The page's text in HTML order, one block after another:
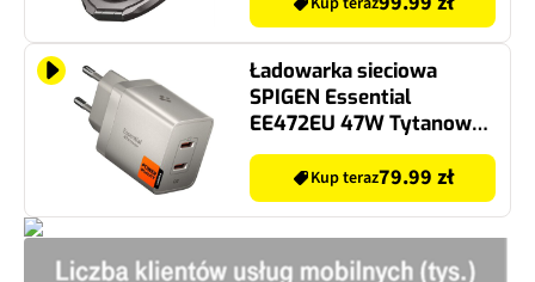
Ładowarka sieciowa
SPIGEN Essential
EE472EU 47W Tytanowy
ładowarka do telefonu
USB-CKup teraz79.99 zł